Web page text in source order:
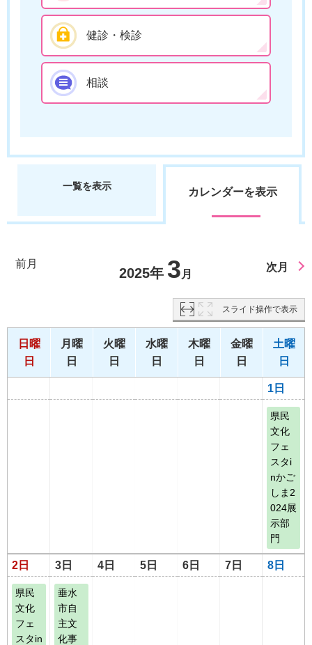
健診・検診
相談
一覧を表示 カレンダーを表示
前月
2025年 3 月
次月
スライド操作で表示
日曜
日
月曜
日
火曜
日
水曜
日
木曜
日
金曜
日
土曜
日
1日
県民
文化
フェ
スタi
nかご
しま2
024展
示部
門
2日 3日 4日 5日 6日 7日 8日
県民
文化
フェ
スタin
垂水
市自
主文
化事